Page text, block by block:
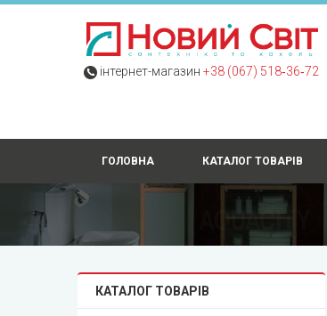
інтернет-магазин +38 (067) 518‑36‑72
ГОЛОВНА КАТАЛОГ ТОВАРІВ
КАТАЛОГ ТОВАРІВ